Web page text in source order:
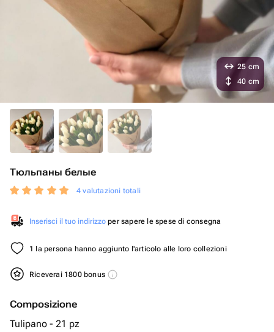
Тюльпаны белые
4 valutazioni totali
Inserisci il tuo indirizzo per sapere le spese di consegna
1 la persona hanno aggiunto l'articolo alle loro collezioni
Riceverai 1800 bonus
Composizione
Tulipano - 21 pz
25 cm
40 cm